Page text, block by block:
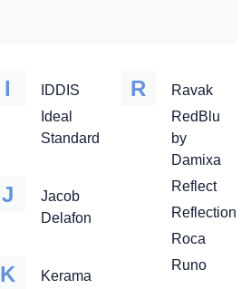
I
IDDIS
Ideal
Standard
J
Jacob
Delafon
K
Kerama
R
Ravak
RedBlu
by
Damixa
Reflect
Reflection
Roca
Runo